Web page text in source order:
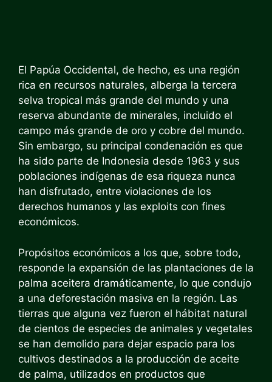
El Papúa Occidental, de hecho, es una región
rica en recursos naturales, alberga la tercera
selva tropical más grande del mundo y una
reserva abundante de minerales, incluido el
campo más grande de oro y cobre del mundo.
Sin embargo, su principal condenación es que
ha sido parte de Indonesia desde 1963 y sus
poblaciones indígenas de esa riqueza nunca
han disfrutado, entre violaciones de los
derechos humanos y las exploits con fines
económicos.
Propósitos económicos a los que, sobre todo,
responde la expansión de las plantaciones de la
palma aceitera dramáticamente, lo que condujo
a una deforestación masiva en la región. Las
tierras que alguna vez fueron el hábitat natural
de cientos de especies de animales y vegetales
se han demolido para dejar espacio para los
cultivos destinados a la producción de aceite
de palma, utilizados en productos que